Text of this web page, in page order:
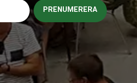
PRENUMERERA